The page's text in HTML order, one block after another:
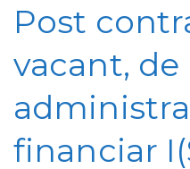
Post
vacant, de
financiar